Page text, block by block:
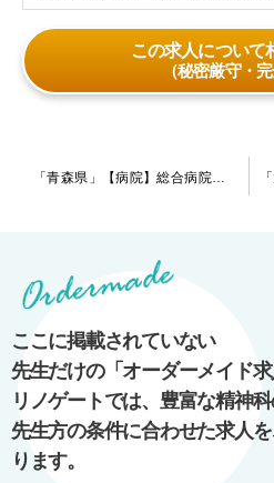
この求人について
（秘密厳守・完
ゲ
シ
ョ
ン
「青森県」【病院】総合病院内での精神科医の募集になります。指定医をお持ちの先生方を募集しております。
ここに掲載されていない
先生だけの「オーダーメイド求
リノゲートでは、豊富な精神科
先生方の条件に合わせた求人
ります。